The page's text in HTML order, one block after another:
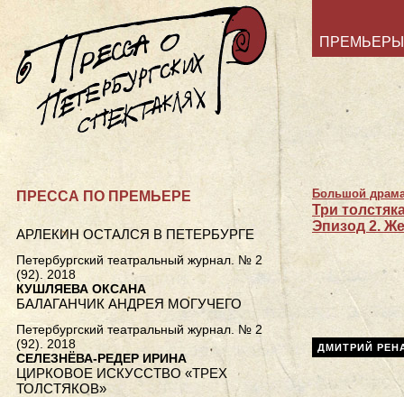
ПРЕМЬЕРЫ
Большой
Три
Эпизод 2.
ДМИТРИЙ
ПРЕССА ПО ПРЕМЬЕРЕ
АРЛЕКИН ОСТАЛСЯ В ПЕТЕРБУРГЕ
Петербургский театральный журнал. № 2
(92). 2018
КУШЛЯЕВА ОКСАНА
БАЛАГАНЧИК АНДРЕЯ МОГУЧЕГО
Петербургский театральный журнал. № 2
(92). 2018
СЕЛЕЗНЁВА-РЕДЕР ИРИНА
ЦИРКОВОЕ ИСКУССТВО «ТРЕХ
ТОЛСТЯКОВ»